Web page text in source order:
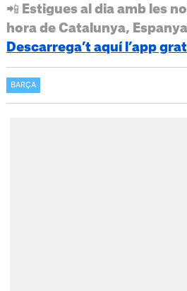
📲 Estigues al dia amb les
hora de Catalunya,
Descarrega’t aquí l’app
BARÇA